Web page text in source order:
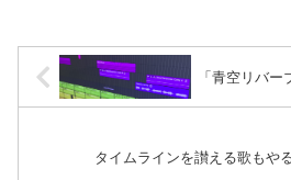
「青空リバ
タイムラインを讃える歌もや